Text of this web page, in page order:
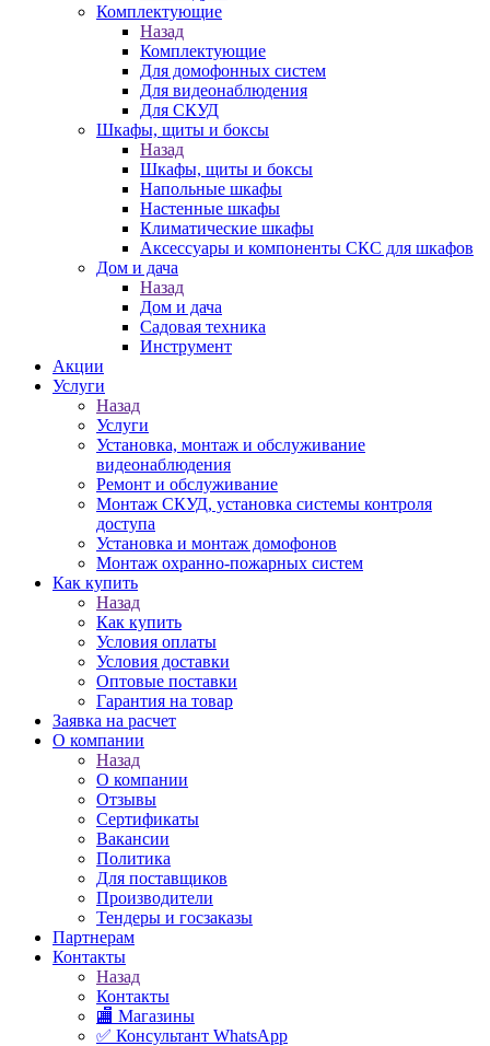
Комплектующие
Назад
Комплектующие
Для домофонных систем
Для видеонаблюдения
Для СКУД
Шкафы, щиты и боксы
Назад
Шкафы, щиты и боксы
Напольные шкафы
Настенные шкафы
Климатические шкафы
Аксессуары и компоненты СКС для шкафов
Дом и дача
Назад
Дом и дача
Садовая техника
Инструмент
Акции
Услуги
Назад
Услуги
Установка, монтаж и обслуживание
видеонаблюдения
Ремонт и обслуживание
Монтаж СКУД, установка системы контроля
доступа
Установка и монтаж домофонов
Монтаж охранно-пожарных систем
Как купить
Назад
Как купить
Условия оплаты
Условия доставки
Оптовые поставки
Гарантия на товар
Заявка на расчет
О компании
Назад
О компании
Отзывы
Сертификаты
Вакансии
Политика
Для поставщиков
Производители
Тендеры и госзаказы
Партнерам
Контакты
Назад
Контакты
🏬 Магазины
✅️ Консультант WhatsApp